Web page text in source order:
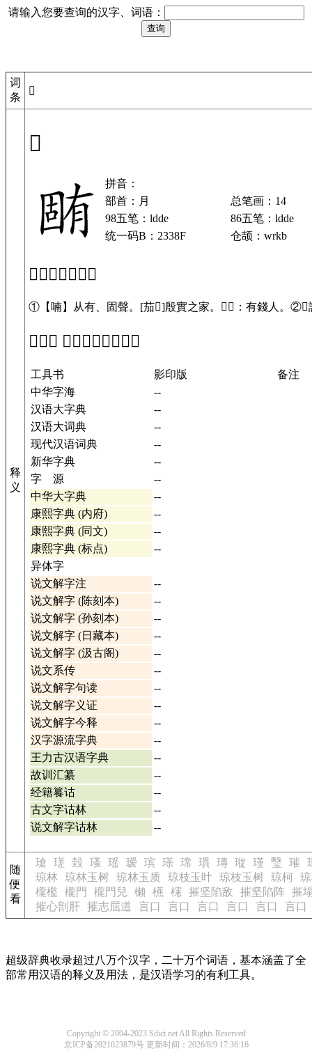
请输入您要查询的汉字、词语：
词
条
𣎏
释
义
𣎏
拼音：
部首：月
总笔画：14
98五笔：ldde
86五笔：ldde
统一码B：2338F
仓颉：wrkb
「𣎏」基本解释
①【喃】从有、固聲。[茄𣎏]殷實之家。𢀭𣎏：有錢人。②𣎏
「𣎏」 在工具书中的解释
工具书 影印版
备注
中华字海
--
汉语大字典
--
汉语大词典
--
现代汉语词典
--
新华字典
--
字 源
--
中华大字典
--
康熙字典 (内府)
--
康熙字典 (同文)
--
康熙字典 (标点)
--
异体字
说文解字注
--
说文解字 (陈刻本)
--
说文解字 (孙刻本)
--
说文解字 (日藏本)
--
说文解字 (汲古阁)
--
说文系传
--
说文解字句读
--
说文解字义证
--
说文解字今释
--
汉字源流字典
--
王力古汉语字典
--
故训汇纂
--
经籍籑诂
--
古文字诂林
--
说文解字诂林
--
随
便
看
瑲 瑳 瑴 瑵 瑶 瑷 瑸 瑹 瑺 瑻 瑼 瑽 瑾 瑿 璀
琼林
琼林玉树 琼林玉质 琼枝玉叶 琼枝玉树 琼柯
櫳檻
櫳門 櫳門兒 櫴 櫵 櫶 摧坚陷敌 摧坚陷阵 摧
摧心剖肝
摧志屈道 言口 言口 言口 言口 言口 言口
超级辞典收录超过八万个汉字，二十万个词语，基本涵盖了全
部常用汉语的释义及用法，是汉语学习的有利工具。
Copyright © 2004-2023 Sdict.net All Rights Reserved
京ICP备2021023879号更新时间：2026/8/9 17:36:16